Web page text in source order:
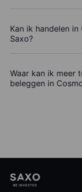
Kan ik handelen
Saxo?
Waar kan ik meer
beleggen in